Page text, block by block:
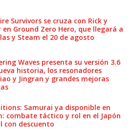
Survivors se cruza con Rick y
Ground Zero Hero, que llegará a
y Steam el 20 de agosto
Waves presenta su versión 3.6
historia, los resonadores
y Jingran y grandes mejoras
Samurai ya disponible en
combate táctico y rol en el Japón
con descuento